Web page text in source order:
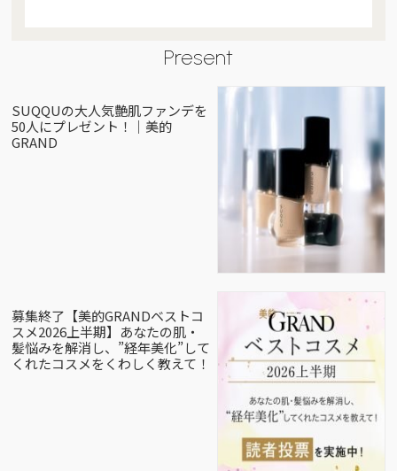
Present
SUQQUの大人気艶肌ファンデを
50人にプレゼント！｜美的
GRAND
募集終了【美的GRANDベストコ
スメ2026上半期】あなたの肌・
髪悩みを解消し、”経年美化”して
くれたコスメをくわしく教えて！